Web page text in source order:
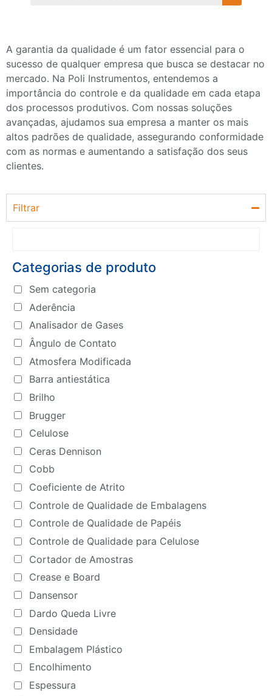
A garantia da qualidade é um fator essencial para o
sucesso de qualquer empresa que busca se destacar no
mercado. Na Poli Instrumentos, entendemos a
importância do controle e da qualidade em cada etapa
dos processos produtivos. Com nossas soluções
avançadas, ajudamos sua empresa a manter os mais
altos padrões de qualidade, assegurando conformidade
com as normas e aumentando a satisfação dos seus
clientes.
Filtrar
Categorias de produto
Sem categoria
Aderência
Analisador de Gases
Ângulo de Contato
Atmosfera Modificada
Barra antiestática
Brilho
Brugger
Celulose
Ceras Dennison
Cobb
Coeficiente de Atrito
Controle de Qualidade de Embalagens
Controle de Qualidade de Papéis
Controle de Qualidade para Celulose
Cortador de Amostras
Crease e Board
Dansensor
Dardo Queda Livre
Densidade
Embalagem Plástico
Encolhimento
Espessura